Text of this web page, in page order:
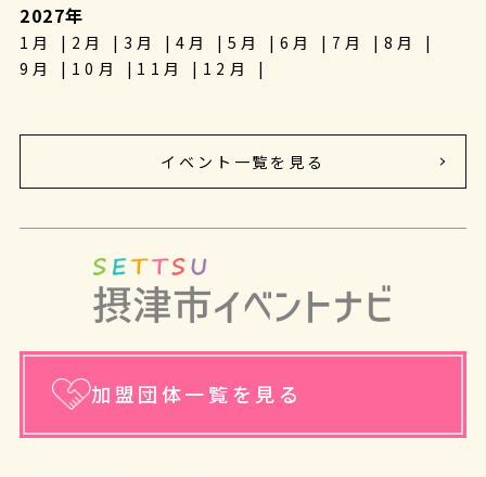
2027年
1月 2月 3月 4月 5月 6月 7月
8月
9月
10月 11月 12月
イベント一覧を見る
加盟団体一覧を見る